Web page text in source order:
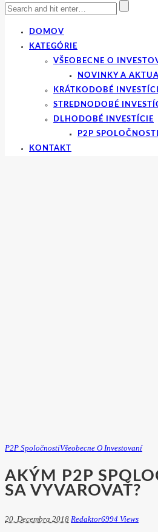
DOMOV
KATEGÓRIE
VŠEOBECNE O
NOVINKY A
KRÁTKODOBÉ
STREDNODOBÉ
DLHODOBÉ INVESTÍCIE
P2P SPOLOČNOSTI
KONTAKT
P2P SpoločnostiVšeobecne O Investovaní
AKÝM P2P
SA VYVAROVAŤ?
20. Decembra 2018 Redaktor6994 Views